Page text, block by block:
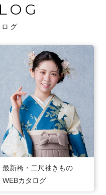
振袖に合う小物や
ーディネートをご
グ
最新袴・二尺袖きもの
WEBカタログ